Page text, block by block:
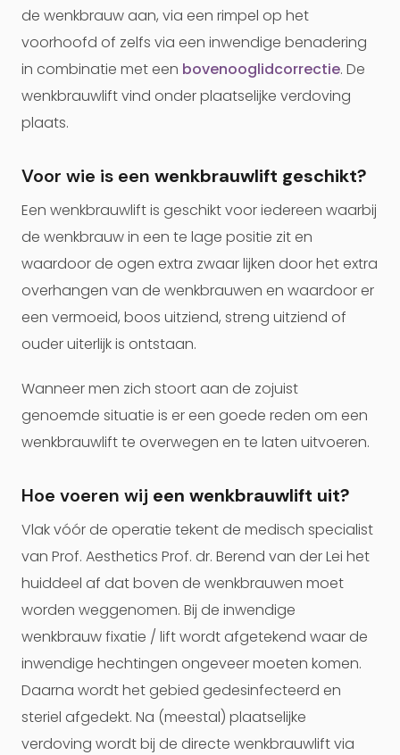
de wenkbrauw aan, via een rimpel op het
voorhoofd of zelfs via een inwendige benadering
in combinatie met een bovenooglidcorrectie. De
wenkbrauwlift vind onder plaatselijke verdoving
plaats.
Voor wie is een wenkbrauwlift geschikt?
Een wenkbrauwlift is geschikt voor iedereen waarbij
de wenkbrauw in een te lage positie zit en
waardoor de ogen extra zwaar lijken door het extra
overhangen van de wenkbrauwen en waardoor er
een vermoeid, boos uitziend, streng uitziend of
ouder uiterlijk is ontstaan.
Wanneer men zich stoort aan de zojuist
genoemde situatie is er een goede reden om een
wenkbrauwlift te overwegen en te laten uitvoeren.
Hoe voeren wij een wenkbrauwlift uit?
Vlak vóór de operatie tekent de medisch specialist
van Prof. Aesthetics Prof. dr. Berend van der Lei het
huiddeel af dat boven de wenkbrauwen moet
worden weggenomen. Bij de inwendige
wenkbrauw fixatie / lift wordt afgetekend waar de
inwendige hechtingen ongeveer moeten komen.
Daarna wordt het gebied gedesinfecteerd en
steriel afgedekt. Na (meestal) plaatselijke
verdoving wordt bij de directe wenkbrauwlift via